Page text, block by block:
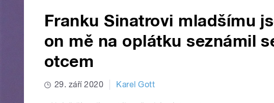
Franku Sinatrovi mladšímu
on mě na oplátku seznámil
otcem
29. září 2020 Karel Gott